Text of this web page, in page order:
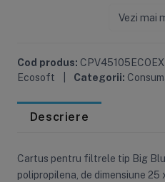
Vezi mai
Cod produs:
Ecosoft
Categorii:
Descriere
Cartus pentru filtrele tip Big
polipropilena, de dimensiune